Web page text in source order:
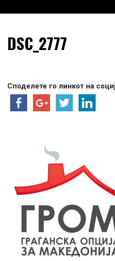
to
Граѓанска
Македонија
DSC_2777
Споделете го линкот на